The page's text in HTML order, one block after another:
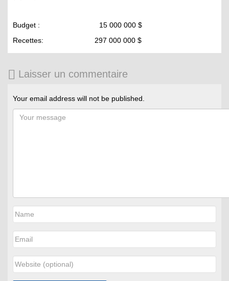
Budget : 15 000 000 $
Recettes: 297 000 000 $
Laisser un commentaire
Your email address will not be published.